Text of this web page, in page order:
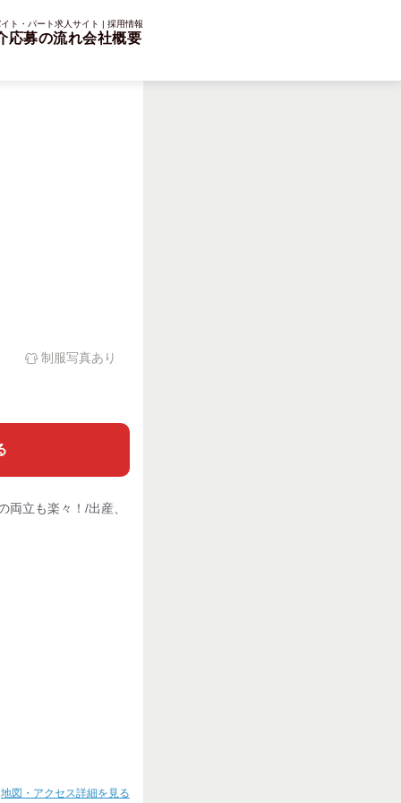
ト・パート求人サイト | 採用情報
応募の流れ会社概要
制服写真あり
立も楽々！/出産、
地図・アクセス詳細を見る